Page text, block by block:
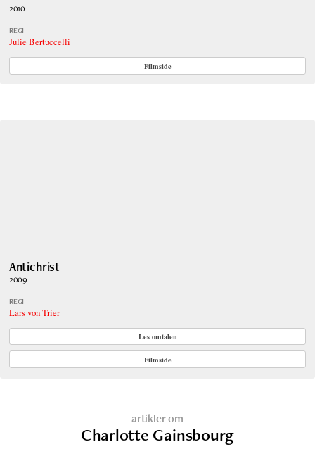
2010
REGI
Julie Bertuccelli
Filmside
Antichrist
2009
REGI
Lars von Trier
Les omtalen
Filmside
artikler om
Charlotte Gainsbourg